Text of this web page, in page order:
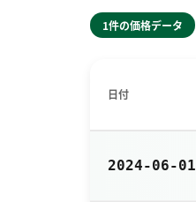
1件の価格データ
日付
2024-06-01